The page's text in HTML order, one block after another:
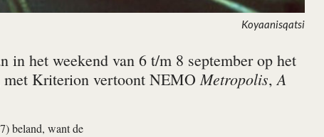
Koyaanisqatsi
het weekend van 6 t/m 8 september op het
Kriterion vertoont NEMO Metropolis, A
beland, want de